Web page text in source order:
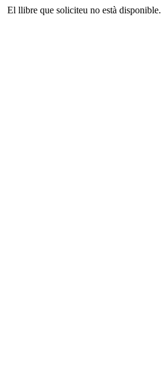
El llibre que soliciteu no està disponible.